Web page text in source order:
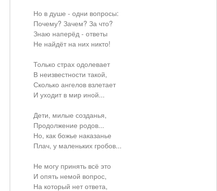
Но в душе - одни вопросы:
Почему? Зачем? За что?
Знаю наперёд - ответы
Не найдёт на них никто!
Только страх одолевает
В неизвестности такой,
Сколько ангелов взлетает
И уходит в мир иной...
Дети, милые созданья,
Продолжение родов...
Но, как божье наказанье
Плач, у маленьких гробов...
Не могу принять всё это
И опять немой вопрос,
На который нет ответа,